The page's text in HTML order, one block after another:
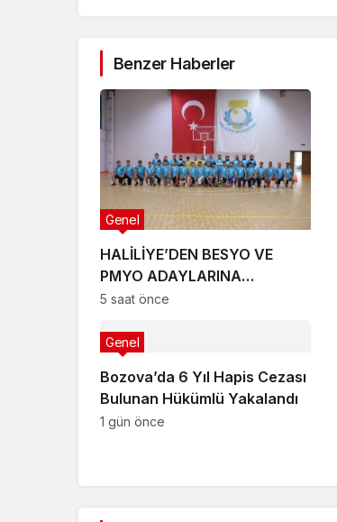
Benzer Haberler
HALİLİYE’DEN BESYO VE
PMYO ADAYLARINA
PROFESYONEL HAZIRLIK
Genel
5 saat önce
Bozova’da 6 Yıl Hapis Cezası
Bulunan Hükümlü Yakalandı
Genel
1 gün önce